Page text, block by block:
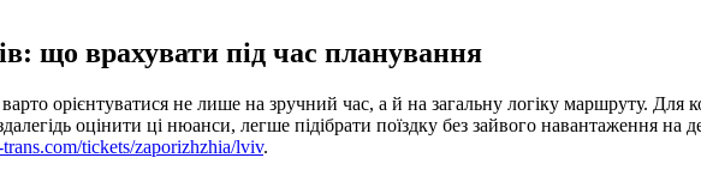
що врахувати під час планування
орієнтуватися не лише на зручний час, а й на загальну логіку маршруту. Для
оцінити ці нюанси, легше підібрати поїздку без зайвого навантаження
tickets/zaporizhzhia/lviv.